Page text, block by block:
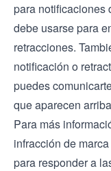
para notificaciones
debe usarse para
retracciones.
notificación o
puedes
que aparecen
Para más
infracción de
para responder a